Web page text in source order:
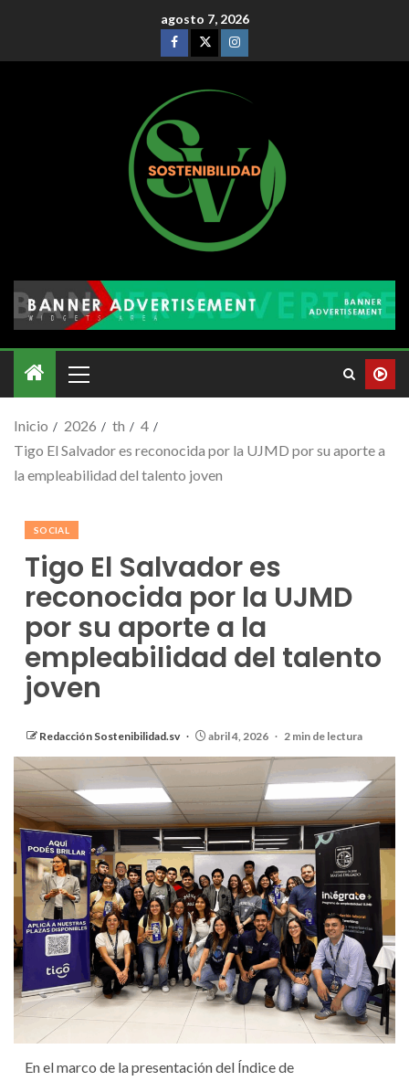
agosto 7, 2026
Inicio 2026 th
4
Tigo El Salvador es reconocida por la UJMD por su aporte a
la empleabilidad del talento joven
SOCIAL
Tigo El Salvador es
reconocida por la UJMD
por su aporte a la
empleabilidad del talento
joven
Redacción Sostenibilidad.sv abril 4, 2026 2 min de lectura
En el marco de la presentación del Índice de